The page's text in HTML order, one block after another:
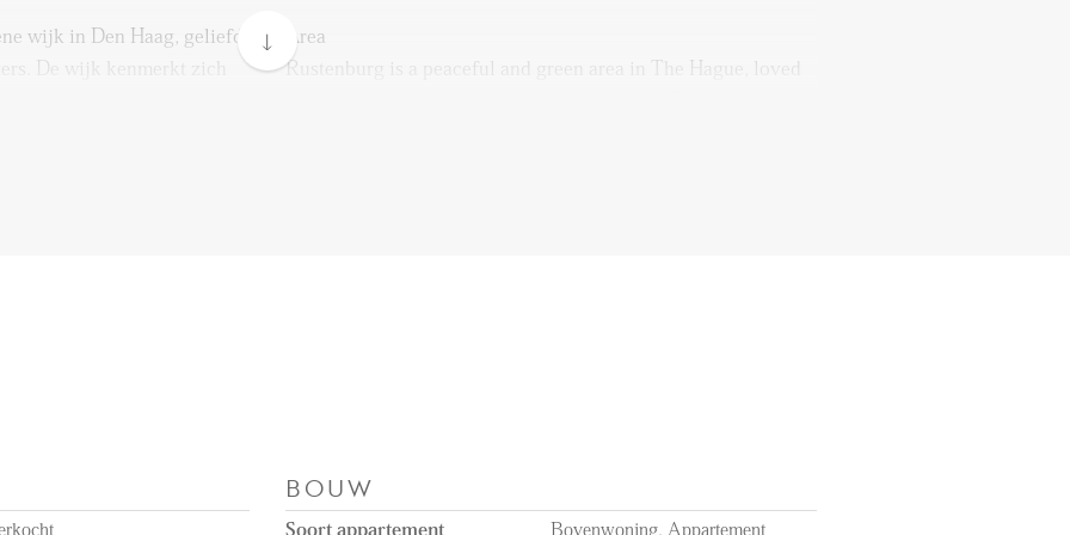
wijk in Den Haag, geliefd
De wijk kenmerkt zich
woonkamer, twee
twee badkamers, en een
plattegrond laat een
Area
Rustenburg is a peaceful and green area in The Hague, loved
two separate kitchens, two bathrooms, and a sunny southeast-
facing balcony. The floor plan shows a practical and well-
BOUW
Soort appartement Bovenwoning, Appartement